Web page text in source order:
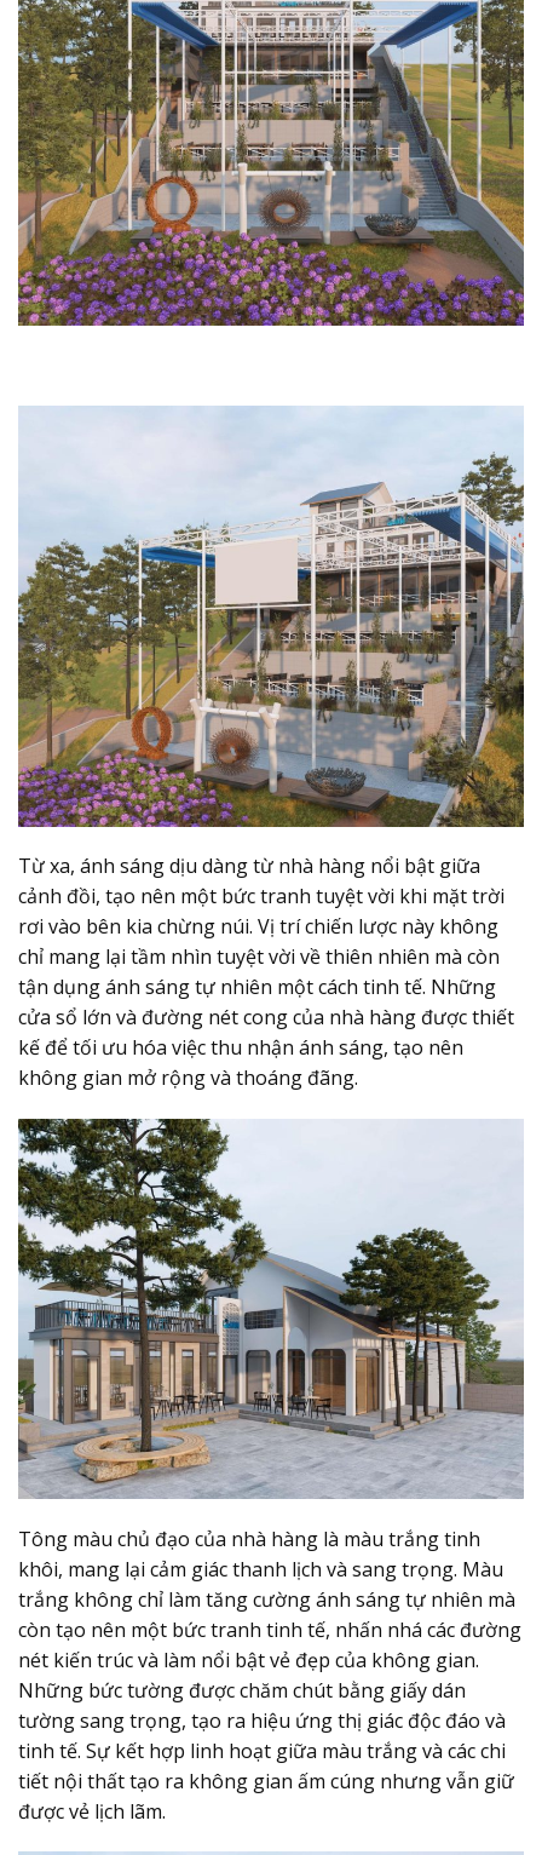
Từ xa, ánh sáng dịu dàng từ nhà hàng nổi bật giữa
cảnh đồi, tạo nên một bức tranh tuyệt vời khi mặt trời
rơi vào bên kia chừng núi. Vị trí chiến lược này không
chỉ mang lại tầm nhìn tuyệt vời về thiên nhiên mà còn
tận dụng ánh sáng tự nhiên một cách tinh tế. Những
cửa sổ lớn và đường nét cong của nhà hàng được thiết
kế để tối ưu hóa việc thu nhận ánh sáng, tạo nên
không gian mở rộng và thoáng đãng.
Tông màu chủ đạo của nhà hàng là màu trắng tinh
khôi, mang lại cảm giác thanh lịch và sang trọng. Màu
trắng không chỉ làm tăng cường ánh sáng tự nhiên mà
còn tạo nên một bức tranh tinh tế, nhấn nhá các đường
nét kiến trúc và làm nổi bật vẻ đẹp của không gian.
Những bức tường được chăm chút bằng giấy dán
tường sang trọng, tạo ra hiệu ứng thị giác độc đáo và
tinh tế. Sự kết hợp linh hoạt giữa màu trắng và các chi
tiết nội thất tạo ra không gian ấm cúng nhưng vẫn giữ
được vẻ lịch lãm.